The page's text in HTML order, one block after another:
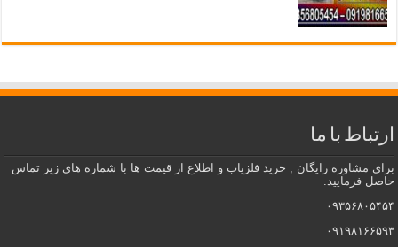
ارتباط با ما
برای مشاوره رایگان , خرید فلزیاب و اطلاع از قیمت ها با شماره های زیر تماس
حاصل فرمایید.
۰۹۳۵۶۸۰۵۴۵۴
۰۹۱۹۸۱۶۶۵۹۳